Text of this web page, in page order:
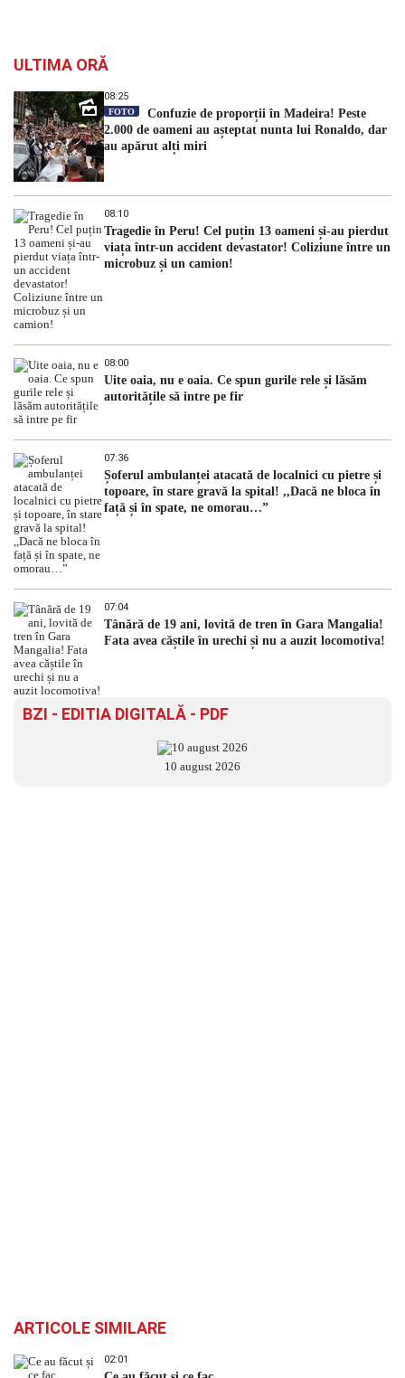
ULTIMA ORĂ
08:25
FOTO
Confuzie de proporții în Madeira! Peste
2.000 de oameni au așteptat nunta lui Ronaldo, dar
au apărut alți miri
08:10
Tragedie în Peru! Cel puțin 13 oameni și-au pierdut
viața într-un accident devastator! Coliziune între un
microbuz și un camion!
08:00
Uite oaia, nu e oaia. Ce spun gurile rele și lăsăm
autoritățile să intre pe fir
07:36
Șoferul ambulanței atacată de localnici cu pietre și
topoare, în stare gravă la spital! ,,Dacă ne bloca în
față și în spate, ne omorau…”
07:04
Tânără de 19 ani, lovită de tren în Gara Mangalia!
Fata avea căștile în urechi și nu a auzit locomotiva!
BZI - EDITIA DIGITALĂ - PDF
10 august 2026
ARTICOLE SIMILARE
02:01